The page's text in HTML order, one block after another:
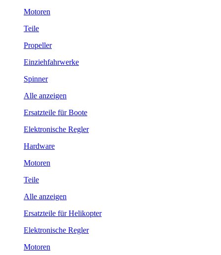
Motoren
Teile
Propeller
Einziehfahrwerke
Spinner
Alle anzeigen
Ersatzteile für Boote
Elektronische Regler
Hardware
Motoren
Teile
Alle anzeigen
Ersatzteile für Helikopter
Elektronische Regler
Motoren